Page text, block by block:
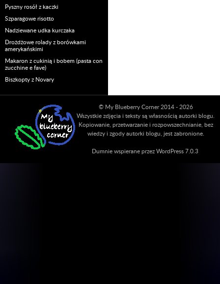
Pyszny rosół z kaczki
Szparagowe risotto
Nadziewane udka kurczaka
Drożdżowe rolady z borówkami
amerykańskimi
Makaron z cukinią i bobem (pasta con
zucchine e fave)
Biszkopty z Novary
© My Blueberry Corner 2014 - 2026
Wszystkie zdjęcia i teksty są własnością autorki blogu.
Kopiowanie, przetwarzanie i rozpowszechnianie, bez
wiedzy i zgody autorki blogu, jest zabronione.
Dumnie wspierane przez WordPress 7.0.3